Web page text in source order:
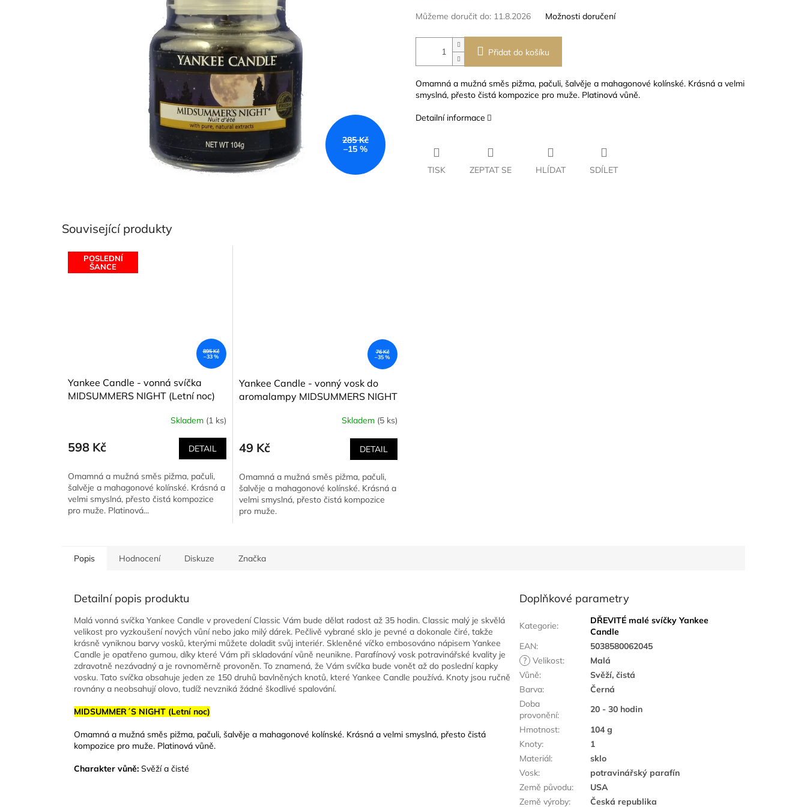
285 Kč
–15 %
Můžeme doručit do: 11.8.2026 Možnosti doručení
Přidat do košíku
Omamná a mužná směs pižma, pačuli, šalvěje a mahagonové kolínské. Krásná a velmi
smyslná, přesto čistá kompozice pro muže. Platinová vůně.
Detailní informace
TISK ZEPTAT SE HLÍDAT SDÍLET
Související produkty
POSLEDNÍ
ŠANCE
895 Kč
–33 %
Yankee Candle - vonná svíčka
MIDSUMMERS NIGHT (Letní noc)
produktu
je
z
5
hvězdiček.
Skladem (1 ks)
598 Kč DETAIL
Omamná a mužná směs pižma, pačuli,
šalvěje a mahagonové kolínské. Krásná a
velmi smyslná, přesto čistá kompozice
pro muže. Platinová...
76 Kč
–35 %
Yankee Candle - vonný vosk do
aromalampy MIDSUMMERS NIGHT
Skladem (5 ks)
49 Kč DETAIL
Omamná a mužná směs pižma, pačuli,
šalvěje a mahagonové kolínské. Krásná a
velmi smyslná, přesto čistá kompozice
pro muže.
Popis Hodnocení Diskuze Značka
Detailní popis produktu
Malá vonná svíčka Yankee Candle v provedení Classic Vám bude dělat radost až 35 hodin. Classic malý je skvělá
velikost pro vyzkoušení nových vůní nebo jako milý dárek. Pečlivě vybrané sklo je pevné a dokonale čiré, takže
krásně vyniknou barvy vosků, kterými můžete doladit svůj interiér. Skleněné víčko embosováno nápisem Yankee
Candle je opatřeno gumou, díky které Vám při skladování vůně neunikne. Parafínový vosk potravinářské kvality je
zdravotně nezávadný a je rovnoměrně provoněn. To znamená, že Vám svíčka bude vonět až do poslední kapky
vosku. Tato svíčka obsahuje jeden ze 150 druhů bavlněných knotů, které Yankee Candle používá. Knoty jsou ručně
rovnány a neobsahují olovo, tudíž nevzniká žádné škodlivé spalování.
MIDSUMMER´S NIGHT (Letní noc)
Omamná a mužná směs pižma, pačuli, šalvěje a mahagonové kolínské. Krásná a velmi smyslná, přesto čistá
kompozice pro muže. Platinová vůně.
Charakter vůně: Svěží a čisté
Doplňkové parametry
Kategorie:
DŘEVITÉ malé svíčky Yankee
Candle
EAN:
5038580062045
? Velikost:
Malá
Vůně:
Svěží, čistá
Barva:
Černá
Doba
provonění:
20 - 30 hodin
Hmotnost:
104 g
Knoty:
1
Materiál:
sklo
Vosk:
potravinářský parafín
Země původu:
USA
Země výroby: Česká republika